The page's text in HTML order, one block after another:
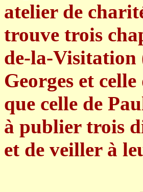
atelier de
trouve trois
de-la-Visitation
Georges et
que celle de
à publier trois
et de veiller à